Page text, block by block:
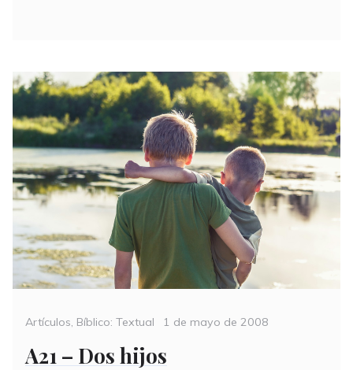
Categories
Artículos, Bíblico: Textual
Posted
1 de mayo de 2008
A21 – Dos hijos